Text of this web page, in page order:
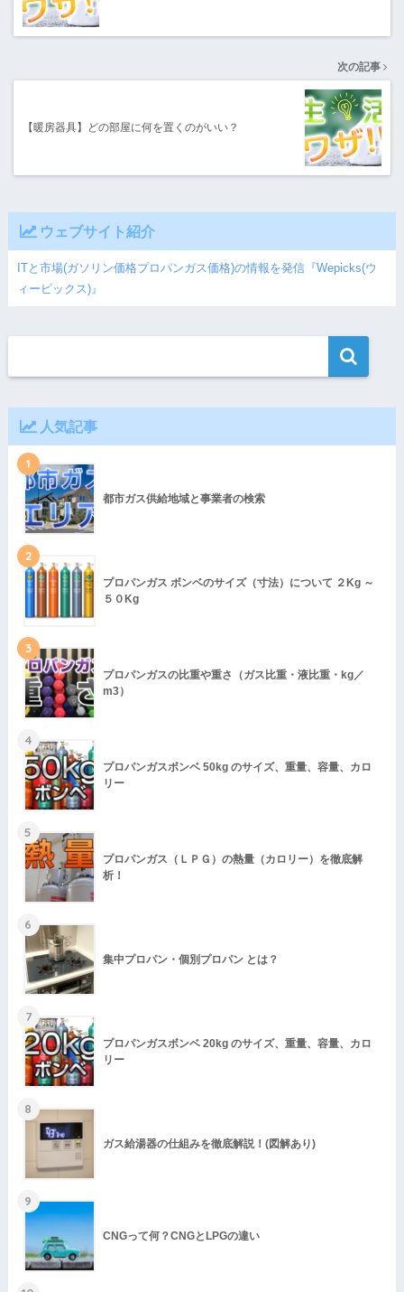
次の記事
【暖房器具】どの部屋に何を置くのがいい？
ウェブサイト紹介
ITと市場(ガソリン価格プロパンガス価格)の情報を発信『Wepicks(ウ
ィーピックス)』
人気記事
1
都市ガス供給地域と事業者の検索
2
プロパンガス ボンベのサイズ（寸法）について ２Kg ～
５０Kg
3
プロパンガスの比重や重さ（ガス比重・液比重・kg／
m3）
4
プロパンガスボンベ 50kg のサイズ、重量、容量、カロ
リー
5
プロパンガス（ＬＰＧ）の熱量（カロリー）を徹底解
析！
6
集中プロパン・個別プロパン とは？
7
プロパンガスボンベ 20kg のサイズ、重量、容量、カロ
リー
8
ガス給湯器の仕組みを徹底解説！(図解あり)
9
CNGって何？CNGとLPGの違い